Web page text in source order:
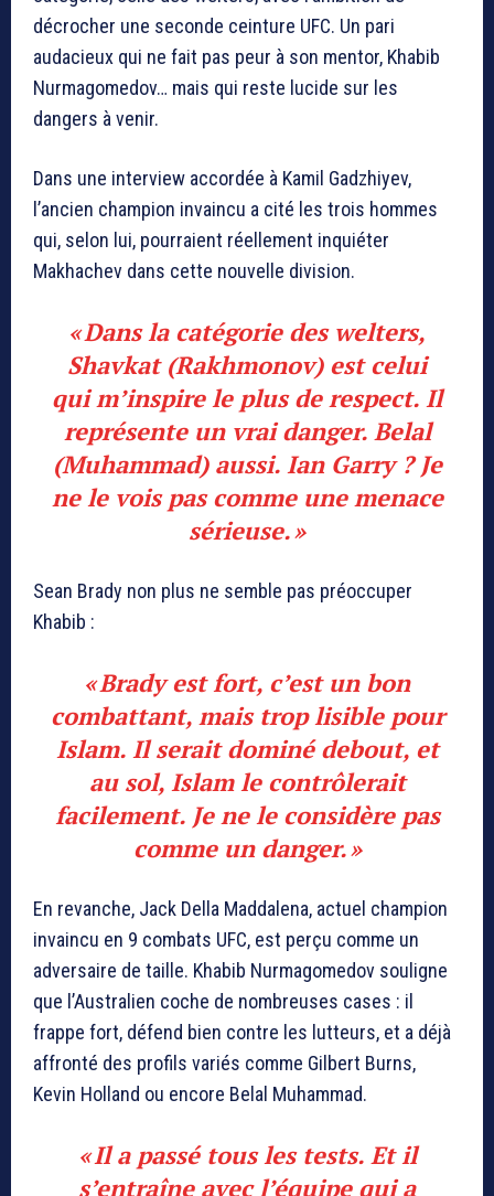
décrocher une seconde ceinture UFC. Un pari
audacieux qui ne fait pas peur à son mentor, Khabib
Nurmagomedov… mais qui reste lucide sur les
dangers à venir.
Dans une interview accordée à Kamil Gadzhiyev,
l’ancien champion invaincu a cité les trois hommes
qui, selon lui, pourraient réellement inquiéter
Makhachev dans cette nouvelle division.
« Dans la catégorie des welters,
Shavkat (Rakhmonov) est celui
qui m’inspire le plus de respect. Il
représente un vrai danger. Belal
(Muhammad) aussi. Ian Garry ? Je
ne le vois pas comme une menace
sérieuse. »
Sean Brady non plus ne semble pas préoccuper
Khabib :
« Brady est fort, c’est un bon
combattant, mais trop lisible pour
Islam. Il serait dominé debout, et
au sol, Islam le contrôlerait
facilement. Je ne le considère pas
comme un danger. »
En revanche, Jack Della Maddalena, actuel champion
invaincu en 9 combats UFC, est perçu comme un
adversaire de taille. Khabib Nurmagomedov souligne
que l’Australien coche de nombreuses cases : il
frappe fort, défend bien contre les lutteurs, et a déjà
affronté des profils variés comme Gilbert Burns,
Kevin Holland ou encore Belal Muhammad.
« Il a passé tous les tests. Et il
s’entraîne avec l’équipe qui a